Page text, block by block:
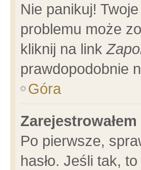
Nie panikuj!
problemu może
kliknij na link
prawdopodobnie
Góra
Po pierwsze,
hasło. Jeśli tak,